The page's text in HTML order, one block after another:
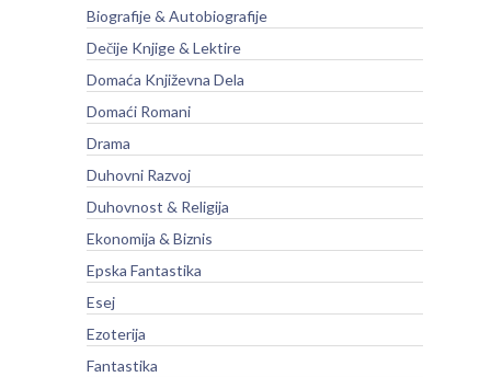
Biografije & Autobiografije
Dečije Knjige & Lektire
Domaća Književna Dela
Domaći Romani
Drama
Duhovni Razvoj
Duhovnost & Religija
Ekonomija & Biznis
Epska Fantastika
Esej
Ezoterija
Fantastika